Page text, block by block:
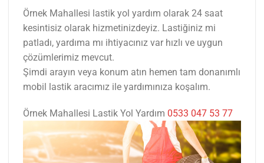
Örnek Mahallesi lastik yol yardım olarak 24 saat
kesintisiz olarak hizmetinizdeyiz. Lastiğiniz mi
patladı, yardıma mı ihtiyacınız var hızlı ve uygun
çözümlerimiz mevcut.
Şimdi arayın veya konum atın hemen tam donanımlı
mobil lastik aracımız ile yardımınıza koşalım.
Örnek Mahallesi Lastik Yol Yardım 0533 047 53 77